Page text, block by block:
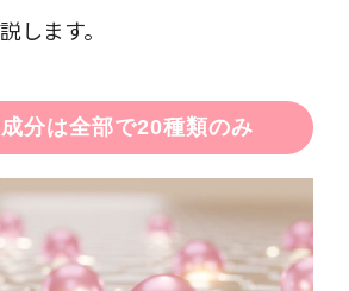
します。
分は全部で20種類のみ